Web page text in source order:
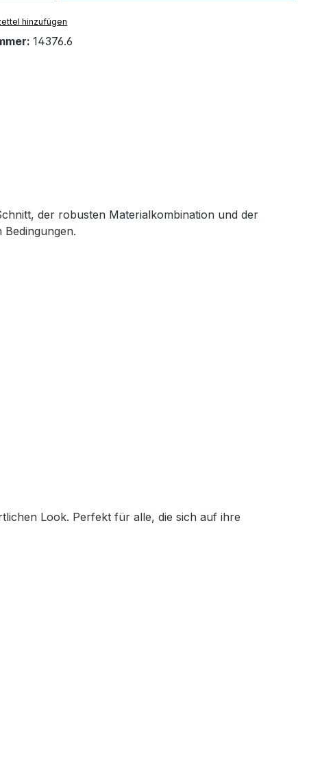
hinzufügen
14376.6
der robusten Materialkombination und der
Look. Perfekt für alle, die sich auf ihre